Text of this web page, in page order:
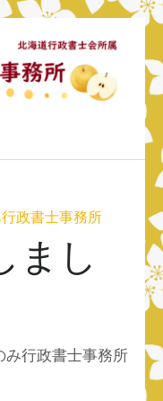
務所
政書士事務所
まし
み行政書士事務所